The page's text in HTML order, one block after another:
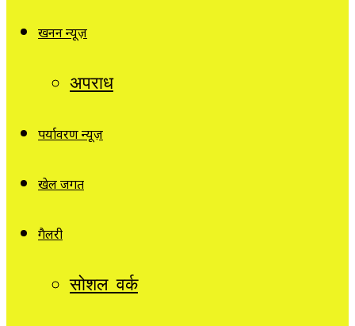
खनन न्यूज़
अपराध
पर्यावरण न्यूज़
खेल जगत
गैलरी
सोशल वर्क